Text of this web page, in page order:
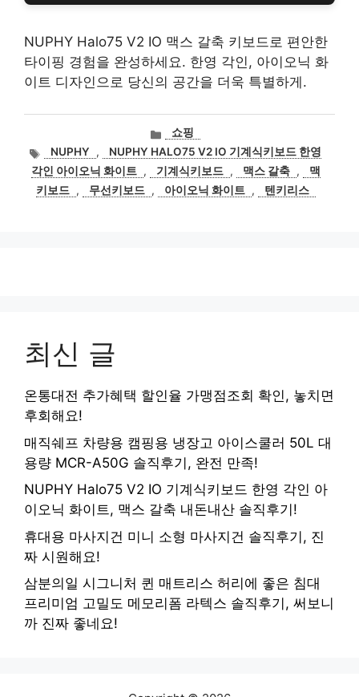
NUPHY Halo75 V2 IO 맥스 갈축 키보드로 편안한
타이핑 경험을 완성하세요. 한영 각인, 아이오닉 화
이트 디자인으로 당신의 공간을 더욱 특별하게.
카
테
고
리
쇼핑
태
그
NUPHY ,
NUPHY HALO75 V2 IO 기계식키보드 한영
각인 아이오닉 화이트 , 기계식키보드 , 맥스 갈축 ,
맥
키보드 , 무선키보드 , 아이오닉 화이트 , 텐키리스
최신 글
온통대전 추가혜택 할인율 가맹점조회 확인, 놓치면
후회해요!
매직쉐프 차량용 캠핑용 냉장고 아이스쿨러 50L 대
용량 MCR-A50G 솔직후기, 완전 만족!
NUPHY Halo75 V2 IO 기계식키보드 한영 각인 아
이오닉 화이트, 맥스 갈축 내돈내산 솔직후기!
휴대용 마사지건 미니 소형 마사지건 솔직후기, 진
짜 시원해요!
삼분의일 시그니처 퀸 매트리스 허리에 좋은 침대
프리미엄 고밀도 메모리폼 라텍스 솔직후기, 써보니
까 진짜 좋네요!